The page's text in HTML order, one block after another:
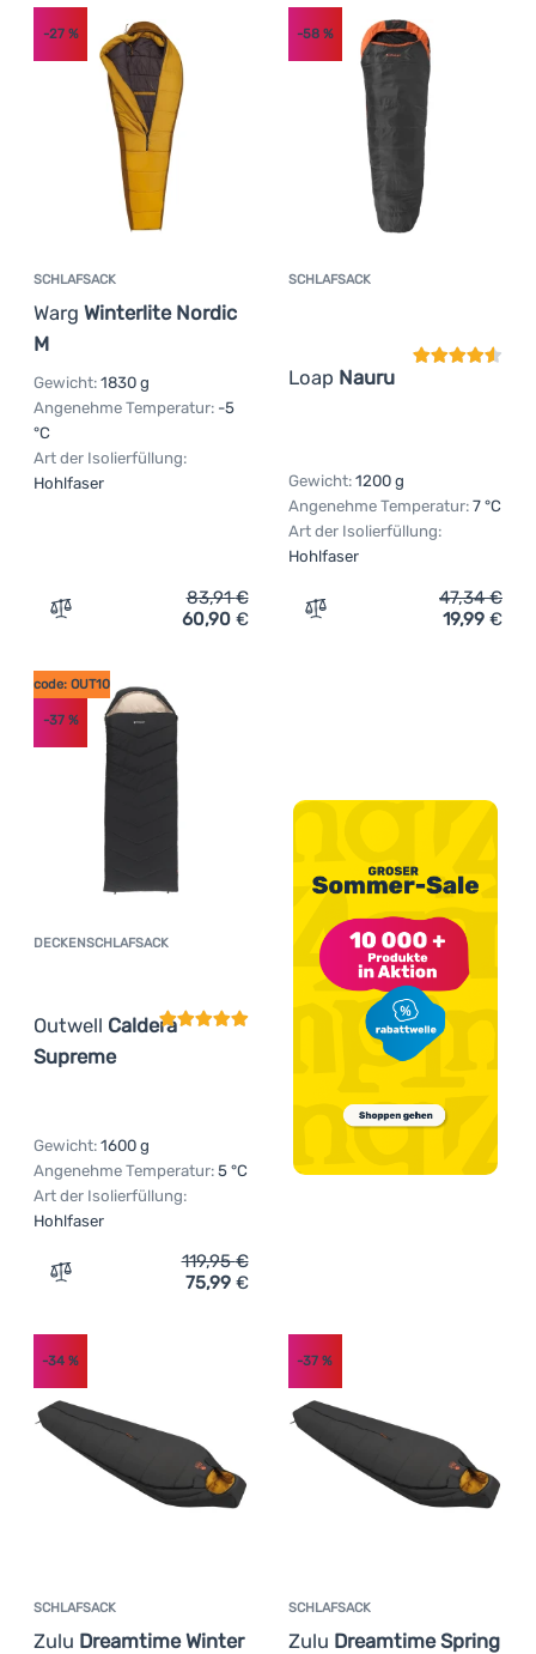
SCHLAFSACK
Warg Winterlite Nordic
M
-27%
Gewicht: 1830 g
Angenehme Temperatur: -5
°C
Art der Isolierfüllung:
Hohlfaser
Zum Vergleich 'Schlafsack Warg Winterlite Nordic M'
83,91€
60,90 €
SCHLAFSACK
Loap Nauru
-58%
Gewicht: 1200 g
Angenehme Temperatur: 7 °C
Art der Isolierfüllung:
Hohlfaser
Zum Vergleich
47,34€
19,99 €
DECKENSCHLAFSACK
Outwell Caldera
Supreme
Kundenbewertung
code: OUT10
-37%
Gewicht: 1600 g
Angenehme Temperatur: 5 °C
Art der Isolierfüllung:
Hohlfaser
Zum Vergleich 'Deckenschlafsack Outwell Caldera
119,95€
75,99 €
SCHLAFSACK
Zulu Dreamtime Winter
-34 %
SCHLAFSACK
Zulu Dreamtime Spring
-37 %